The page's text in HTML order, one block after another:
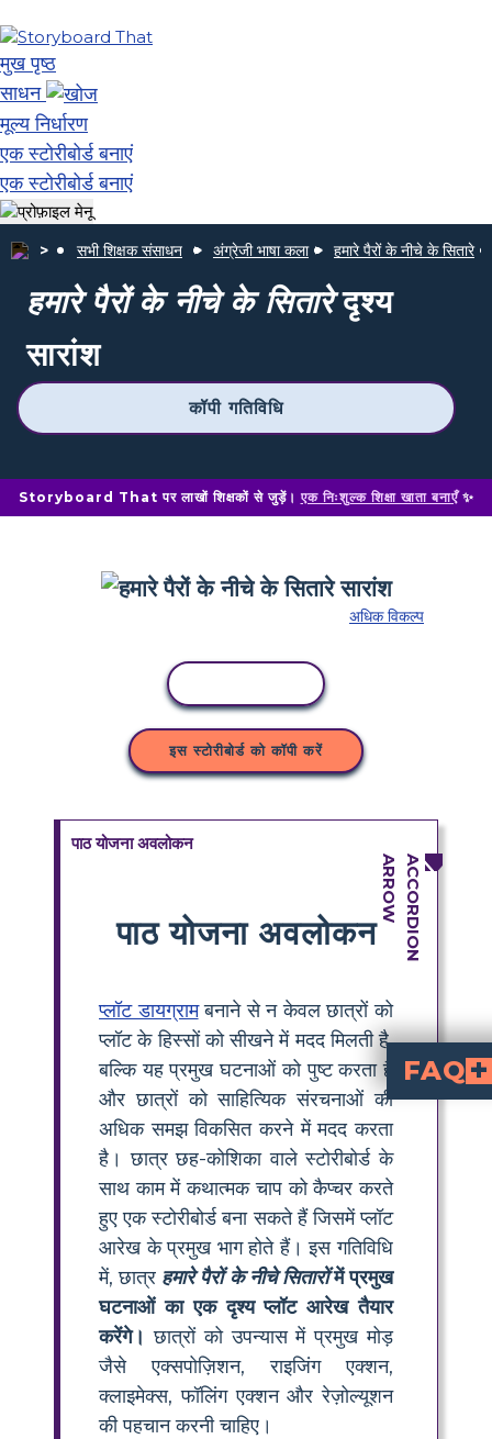
मुख पृष्ठ
साधन
मूल्य निर्धारण
एक स्टोरीबोर्ड बनाएं
एक स्टोरीबोर्ड बनाएं
सभी शिक्षक संसाधन अंग्रेजी भाषा कला हमारे पैरों के नीचे के सितारे
हमारे पैरों के नीचे के सितारेदृश्य
सारांश
कॉपी गतिविधि
Storyboard That पर लाखों शिक्षकों से जुड़ें। एक निःशुल्क शिक्षा खाता बनाएँ✨
अधिक विकल्प
इस स्टोरीबोर्ड को कॉपी करें
पाठ योजना अवलोकन
पाठ योजना अवलोकन
प्लॉट डायग्रामबनाने से न केवल छात्रों को
प्लॉट के हिस्सों को सीखने में मदद मिलती है,
बल्कि यह प्रमुख घटनाओं को पुष्ट करता है
और छात्रों को साहित्यिक संरचनाओं की
अधिक समझ विकसित करने में मदद करता
है। छात्र छह-कोशिका वाले स्टोरीबोर्ड के
साथ काम में कथात्मक चाप को कैप्चर करते
हुए एक स्टोरीबोर्ड बना सकते हैं जिसमें प्लॉट
आरेख के प्रमुख भाग होते हैं। इस गतिविधि
में, छात्र हमारे पैरों के नीचे सितारोंमें प्रमुख
घटनाओं का एक दृश्य प्लॉट आरेख तैयार
करेंगे। छात्रों को उपन्यास में प्रमुख मोड़
जैसे एक्सपोज़िशन, राइजिंग एक्शन,
क्लाइमेक्स, फॉलिंग एक्शन और रेज़ोल्यूशन
की पहचान करनी चाहिए।
FAQ